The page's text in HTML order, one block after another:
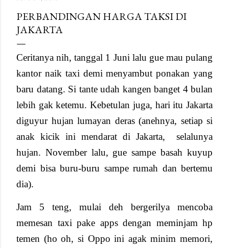
PERBANDINGAN HARGA TAKSI DI
JAKARTA
Ceritanya nih, tanggal 1 Juni lalu gue mau pulang
kantor naik taxi demi menyambut ponakan yang
baru datang. Si tante udah kangen banget 4 bulan
lebih gak ketemu. Kebetulan juga, hari itu Jakarta
diguyur hujan lumayan deras (anehnya, setiap si
anak kicik ini mendarat di Jakarta,
selalunya
hujan. November lalu, gue sampe basah kuyup
demi bisa buru-buru sampe rumah dan bertemu
dia).
Jam 5 teng, mulai deh bergerilya mencoba
memesan taxi pake apps dengan meminjam hp
temen (ho oh, si Oppo ini agak minim memori,